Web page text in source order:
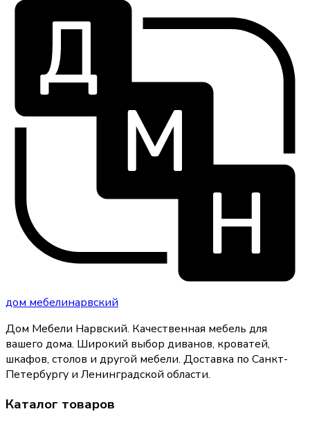
дом мебелинарвский
Дом Мебели Нарвский. Качественная мебель для
вашего дома. Широкий выбор диванов, кроватей,
шкафов, столов и другой мебели. Доставка по Санкт-
Петербургу и Ленинградской области.
Каталог товаров